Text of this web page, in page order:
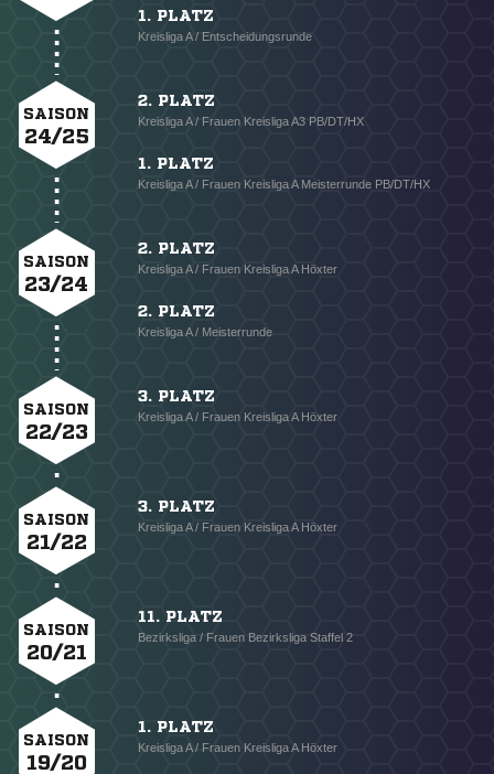
1. PLATZ
Kreisliga A / Entscheidungsrunde
SAISON
24/25
2. PLATZ
Kreisliga A / Frauen Kreisliga A3 PB/DT/HX
1. PLATZ
Kreisliga A / Frauen Kreisliga A Meisterrunde PB/DT/HX
SAISON
23/24
2. PLATZ
Kreisliga A / Frauen Kreisliga A Höxter
2. PLATZ
Kreisliga A / Meisterrunde
SAISON
22/23
3. PLATZ
Kreisliga A / Frauen Kreisliga A Höxter
SAISON
21/22
3. PLATZ
Kreisliga A / Frauen Kreisliga A Höxter
SAISON
20/21
11. PLATZ
Bezirksliga / Frauen Bezirksliga Staffel 2
SAISON
19/20
1. PLATZ
Kreisliga A / Frauen Kreisliga A Höxter